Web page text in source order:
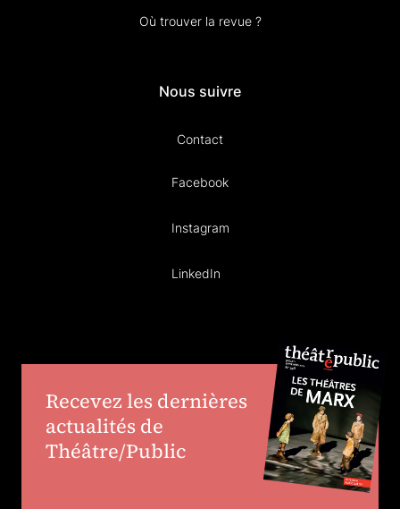
Où trouver la revue ?
Nous suivre
Contact
Facebook
Instagram
LinkedIn
Recevez les dernières
actualités de
Théâtre/Public